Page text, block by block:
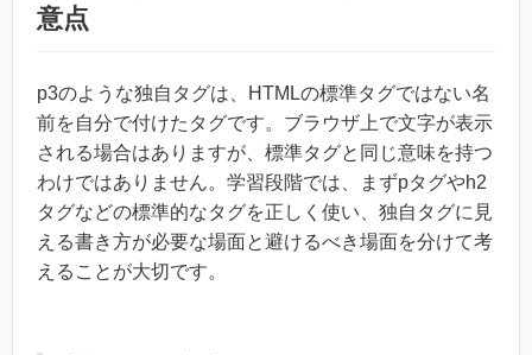
意点
p3のような独自タグは、HTMLの標準タグではない名
前を自分で付けたタグです。ブラウザ上で文字が表示
される場合はありますが、標準タグと同じ意味を持つ
わけではありません。学習段階では、まずpタグやh2
タグなどの標準的なタグを正しく使い、独自タグに見
える書き方が必要な場面と避けるべき場面を分けて考
えることが大切です。